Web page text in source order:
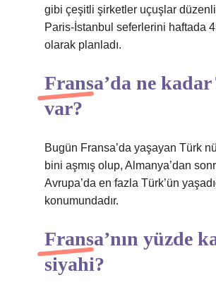
gibi çeşitli şirketler uçuşlar
Paris-İstanbul seferlerini haftada
olarak planladı.
Fransa’da ne
var?
Bugün Fransa’da yaşayan Türk
bini aşmış olup, Almanya’dan
Avrupa’da en fazla Türk’ün
konumundadır.
Fransa’nın yüzde
siyahi?